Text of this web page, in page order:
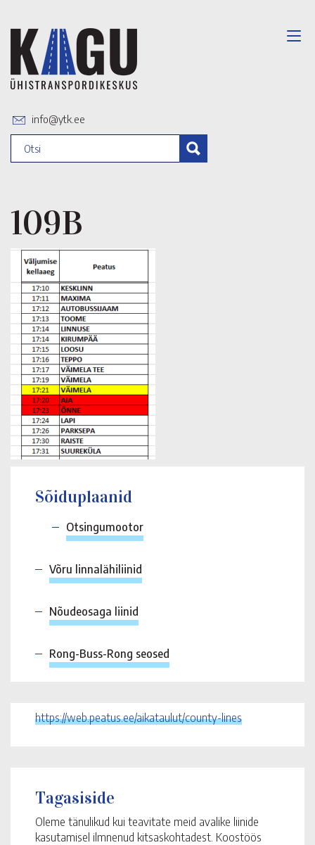
info@ytk.ee
109B
Sõiduplaanid
Otsingumootor
Võru linnalähiliinid
Nõudeosaga liinid
Rong-Buss-Rong seosed
https://web.peatus.ee/aikataulut/county-lines
Tagasiside
Oleme tänulikud kui teavitate meid avalike liinide
kasutamisel ilmnenud kitsaskohtadest. Koostöös